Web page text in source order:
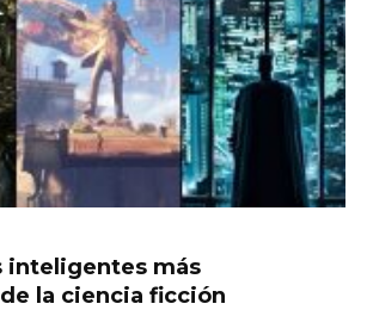
inteligentes más
la ciencia ficción